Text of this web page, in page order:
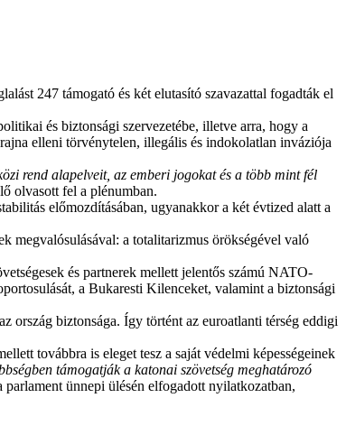
247 támogató és két elutasító szavazattal fogadták el
és biztonsági szervezetébe, illetve arra, hogy a
elleni törvénytelen, illegális és indokolatlan inváziója
rend alapelveit, az emberi jogokat és a több mint fél
olvasott fel a plénumban.
előmozdításában, ugyanakkor a két évtized alatt a
megvalósulásával: a totalitarizmus örökségével való
és partnerek mellett jelentős számú NATO-
a Bukaresti Kilenceket, valamint a biztonsági
ország biztonsága. Így történt az euroatlanti térség eddigi
továbbra is eleget tesz a saját védelmi képességeinek
támogatják a katonai szövetség meghatározó
parlament ünnepi ülésén elfogadott nyilatkozatban,